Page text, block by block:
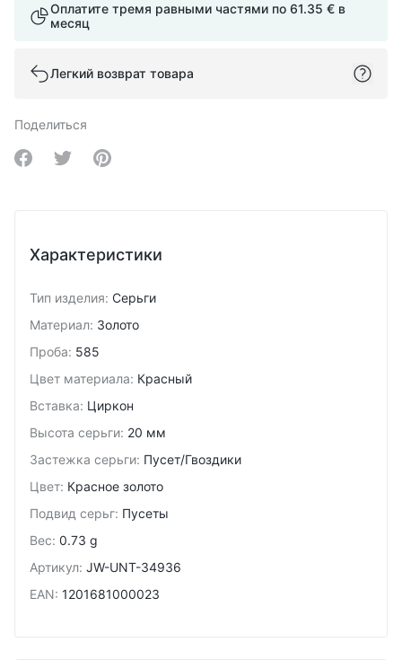
Оплатите тремя равными частями по 61.35 € в
месяц
Легкий возврат товара
Поделиться
Share on Facebook
Share on Twitter
Share on Pinterest
Характеристики
Тип изделия: Серьги
Материал: Золото
Проба: 585
Цвет материала: Красный
Вставка: Циркон
Высота серьги: 20 мм
Застежка серьги: Пусет/Гвоздики
Цвет: Красное золото
Подвид cерьг: Пусеты
Вес: 0.73 g
Артикул: JW-UNT-34936
EAN: 1201681000023